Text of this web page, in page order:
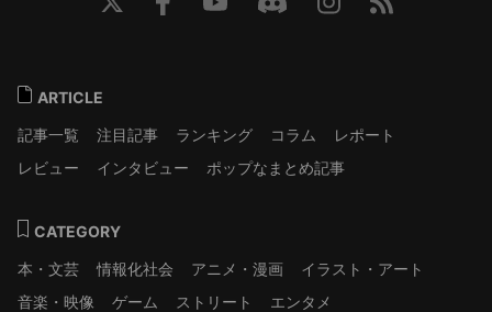
ARTICLE
記事一覧
注目記事 ランキング コラム
レポート
レビュー
インタビュー ポップなまとめ記事
CATEGORY
本・文芸
情報化社会 アニメ・漫画
イラスト・アート
音楽・映像
ゲーム ストリート エンタメ